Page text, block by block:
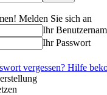
Melden Sie sich an
Ihr
Ihr Passwort
vergessen? Hilfe